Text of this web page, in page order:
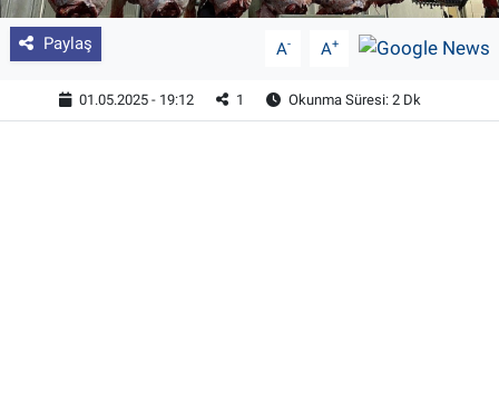
Paylaş A- A+
01.05.2025 - 19:12 1 Okunma Süresi: 2 Dk
Tahıllar ve Baklagiller
Tohum